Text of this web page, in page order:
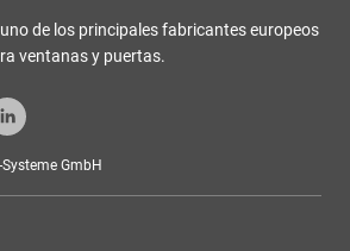
uno de los principales fabricantes europeos
ventanas y puertas.
GmbH